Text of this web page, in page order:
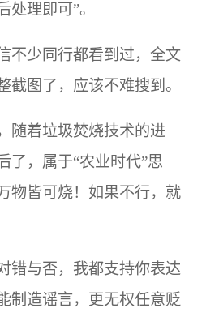
理即可”。
不少同行都看到过，全文
截图了，应该不难搜到。
随着垃圾焚烧技术的进
了，属于“农业时代”思
物皆可烧！如果不行，就
错与否，我都支持你表达
制造谣言，更无权任意贬